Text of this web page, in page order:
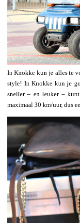
In Knokke kun je alles te
style! In Knokke kun je
sneller – en leuker –
maximaal 30 km/uur, dus